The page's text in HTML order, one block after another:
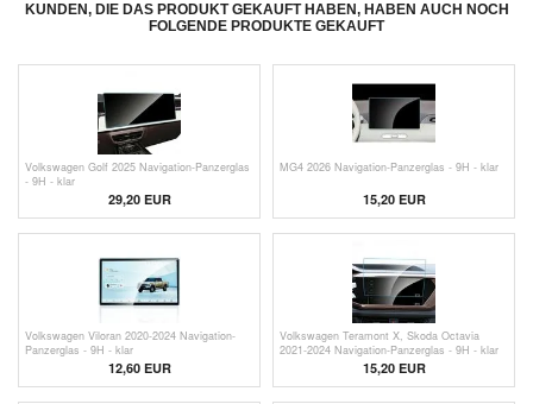
KUNDEN, DIE DAS PRODUKT GEKAUFT HABEN, HABEN AUCH NOCH
FOLGENDE PRODUKTE GEKAUFT
Volkswagen Golf 2025 Navigation-Panzerglas
- 9H - klar
29,20 EUR
MG4 2026 Navigation-Panzerglas - 9H - klar
15,20EUR
Volkswagen Viloran 2020-2024 Navigation-
Panzerglas - 9H - klar
12,60EUR
Volkswagen Teramont X, Skoda Octavia
2021-2024 Navigation-Panzerglas - 9H - klar
15,20EUR